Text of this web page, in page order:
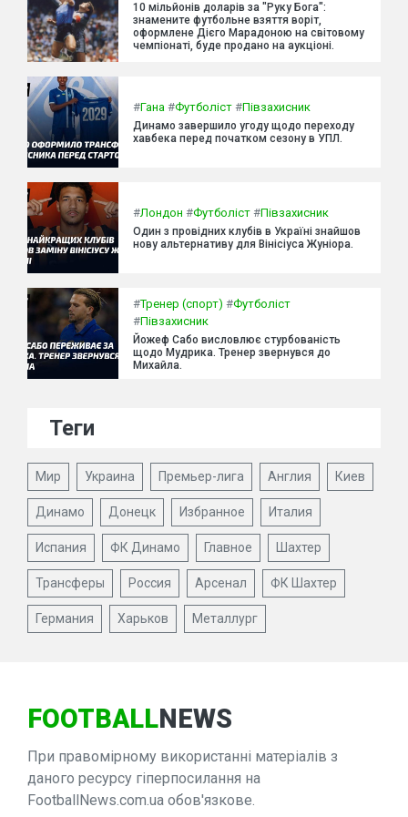
10 мільйонів доларів за "Руку Бога":
знамените футбольне взяття воріт,
оформлене Дієго Марадоною на світовому
чемпіонаті, буде продано на аукціоні.
#Гана #Футболіст #Півзахисник
Динамо завершило угоду щодо переходу
хавбека перед початком сезону в УПЛ.
#Лондон #Футболіст #Півзахисник
Один з провідних клубів в Україні знайшов
нову альтернативу для Вінісіуса Жуніора.
#Тренер (спорт) #Футболіст
#Півзахисник
Йожеф Сабо висловлює стурбованість
щодо Мудрика. Тренер звернувся до
Михайла.
Теги
Мир Украина Премьер-лига Англия Киев
Динамо Донецк Избранное Италия
Испания ФК Динамо Главное Шахтер
Трансферы Россия Арсенал ФК Шахтер
Германия Харьков Металлург
FOOTBALLNEWS
При правомірному використанні матеріалів з
даного ресурсу гіперпосилання на
FootballNews.com.ua обов'язкове.